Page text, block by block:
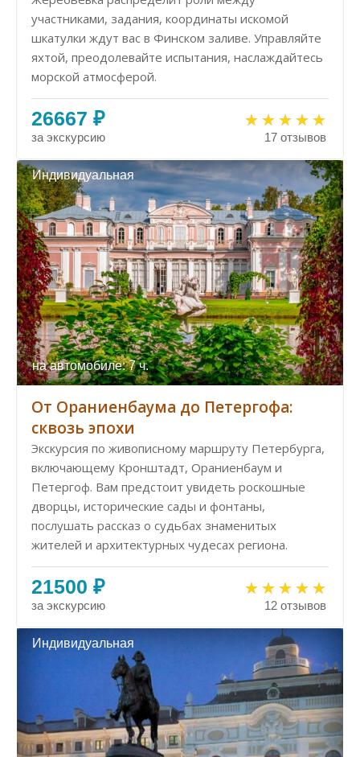
участниками, задания, координаты искомой
шкатулки ждут вас в Финском заливе. Управляйте
яхтой, преодолевайте испытания, наслаждайтесь
морской атмосферой.
26667 ₽
за экскурсию 17 отзывов
Индивидуальная
на автомобиле: 7 ч.
От Ораниенбаума до Петергофа:
сквозь эпохи
Экскурсия по живописному маршруту Петербурга,
включающему Кронштадт, Ораниенбаум и
Петергоф. Вам предстоит увидеть роскошные
дворцы, исторические сады и фонтаны,
послушать рассказ о судьбах знаменитых
жителей и архитектурных чудесах региона.
21500 ₽
за экскурсию 12 отзывов
Индивидуальная